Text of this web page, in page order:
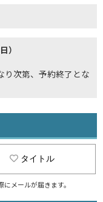
）
次第、予約終了とな
タイトル
メールが届きます。